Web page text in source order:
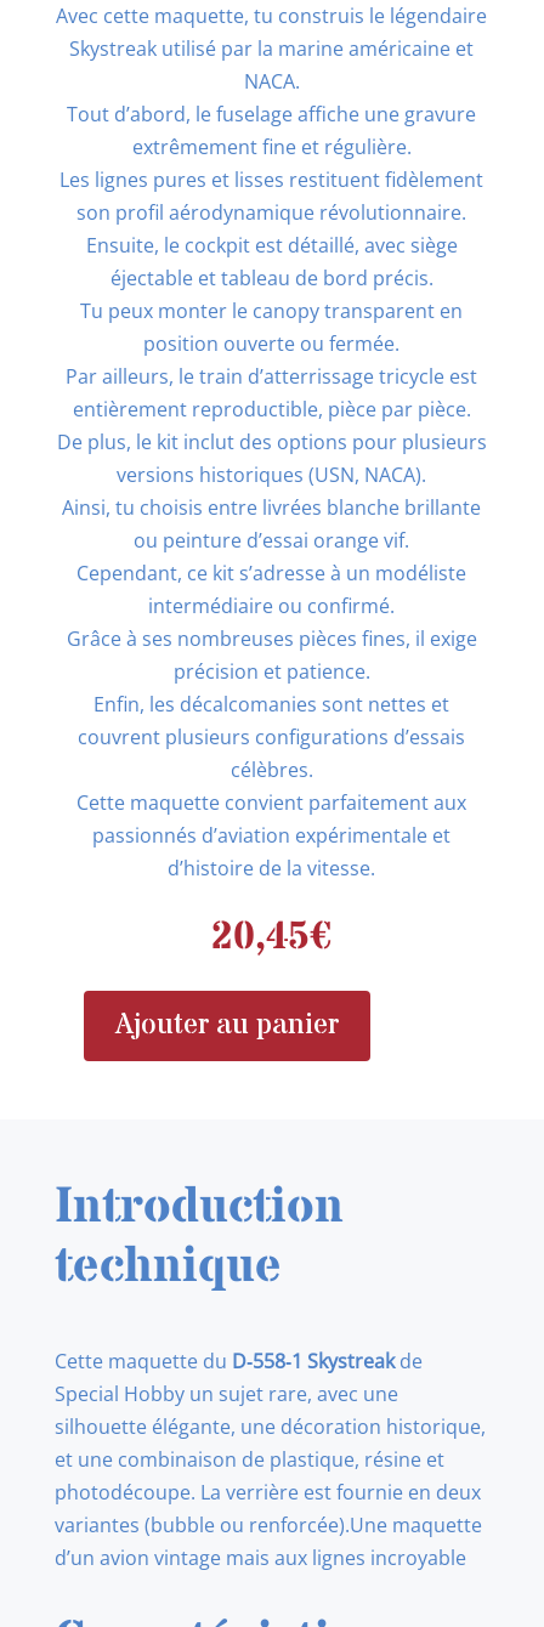
Avec cette maquette, tu construis le légendaire
Skystreak utilisé par la marine américaine et
NACA.
Tout d’abord, le fuselage affiche une gravure
extrêmement fine et régulière.
Les lignes pures et lisses restituent fidèlement
son profil aérodynamique révolutionnaire.
Ensuite, le cockpit est détaillé, avec siège
éjectable et tableau de bord précis.
Tu peux monter le canopy transparent en
position ouverte ou fermée.
Par ailleurs, le train d’atterrissage tricycle est
entièrement reproductible, pièce par pièce.
De plus, le kit inclut des options pour plusieurs
versions historiques (USN, NACA).
Ainsi, tu choisis entre livrées blanche brillante
ou peinture d’essai orange vif.
Cependant, ce kit s’adresse à un modéliste
intermédiaire ou confirmé.
Grâce à ses nombreuses pièces fines, il exige
précision et patience.
Enfin, les décalcomanies sont nettes et
couvrent plusieurs configurations d’essais
célèbres.
Cette maquette convient parfaitement aux
passionnés d’aviation expérimentale et
d’histoire de la vitesse.
20,45€
quantité
MAQUETTE
558-
1/48
Ajouter au panier
Introduction
technique
Cette maquette du D‑558‑1 Skystreakde
Special Hobby un sujet rare, avec une
silhouette élégante, une décoration historique,
et une combinaison de plastique, résine et
photodécoupe. La verrière est fournie en deux
variantes (bubble ou renforcée).Une maquette
d’un avion vintage mais aux lignes incroyable